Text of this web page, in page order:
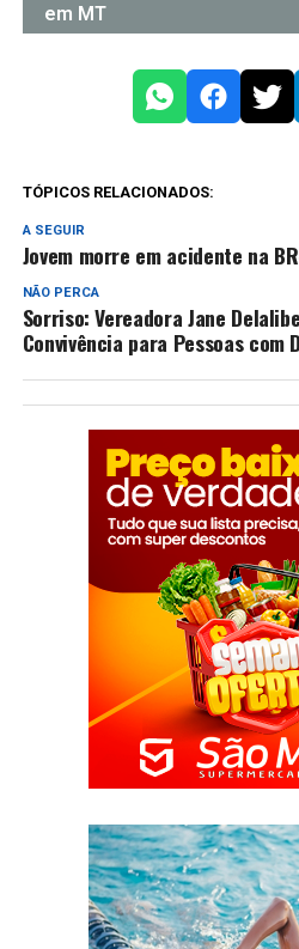
em MT
TÓPICOS RELACIONADOS:
A SEGUIR
Jovem morre em acidente na
NÃO PERCA
Sorriso: Vereadora Jane
Convivência para Pessoas com